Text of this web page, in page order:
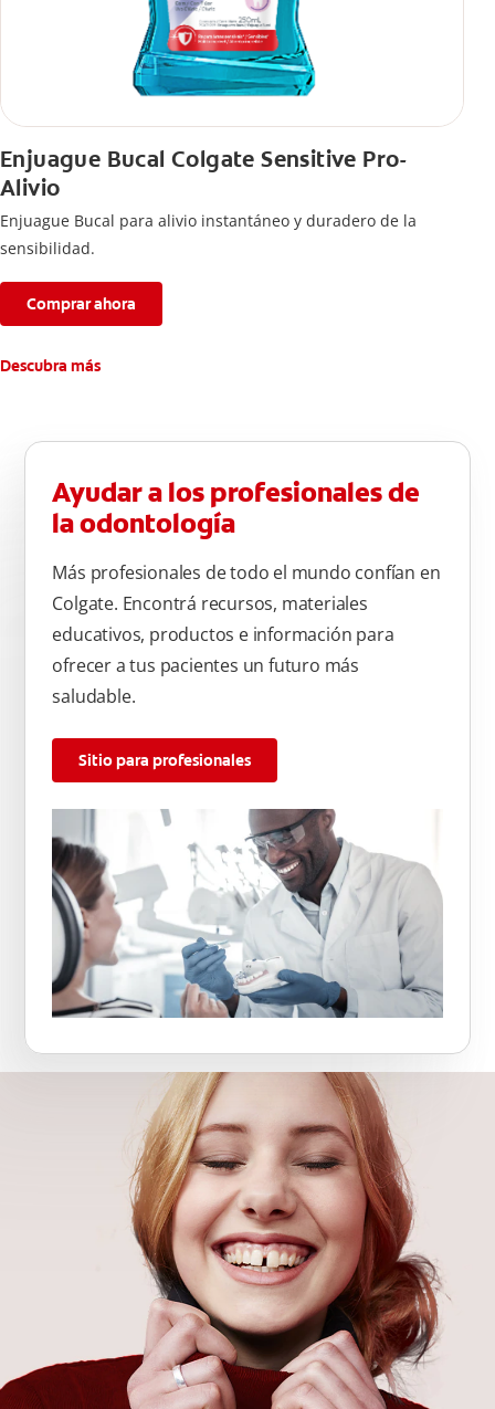
Enjuague Bucal Colgate Sensitive Pro-
Alivio
Enjuague Bucal para alivio instantáneo y duradero de la
sensibilidad.
Comprar ahora
Descubra más
Ayudar a los profesionales de
la odontología
Más profesionales de todo el mundo confían en
Colgate. Encontrá recursos, materiales
educativos, productos e información para
ofrecer a tus pacientes un futuro más
saludable.
Sitio para profesionales